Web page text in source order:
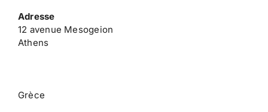
Adresse
12 avenue Mesogeion
Athens
Grèce